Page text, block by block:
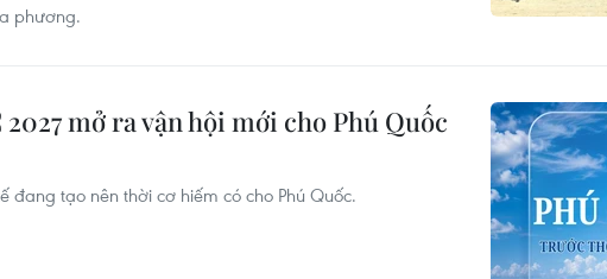
phương.
2027 mở ra vận hội mới cho Phú Quốc
đang tạo nên thời cơ hiếm có cho Phú Quốc.